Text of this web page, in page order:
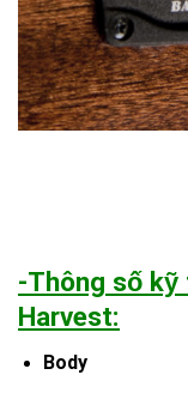
-Thông số kỹ
Harvest:
Body